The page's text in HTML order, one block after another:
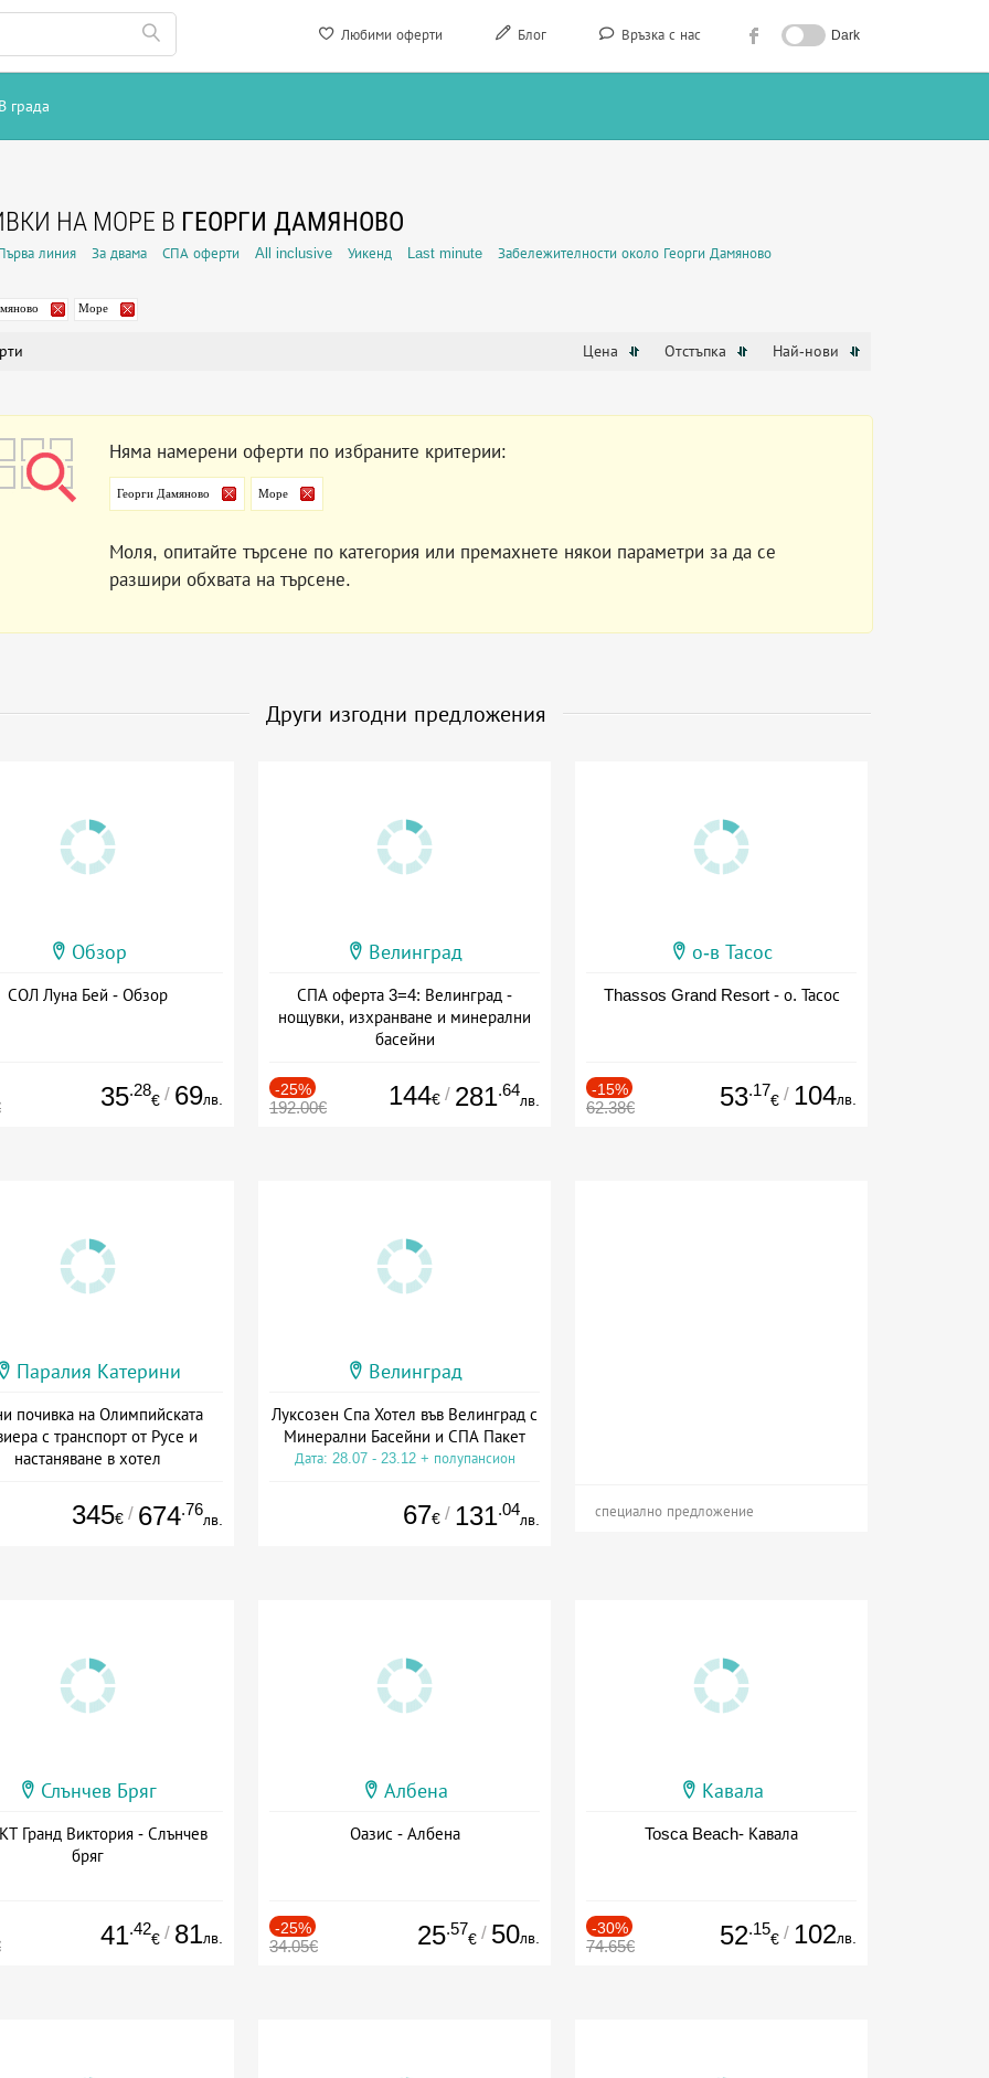
Любими оферти Блог Връзка с нас Dark
В града
НА МОРЕ В ГЕОРГИ ДАМЯНОВО
линия За двама СПА оферти All inclusive Уикенд Last minute Забележителности около Георги Дамяново
Море
Цена Отстъпка Най-нови
Няма намерени оферти по избраните критерии:
Георги Дамяново Море
Моля, опитайте търсене по категория или премахнете някои параметри за да се
разшири обхвата на търсене.
Други изгодни предложения
Обзор
СОЛ Луна Бей - Обзор
35.28
€ / 69лв.
Велинград
СПА оферта 3=4: Велинград -
нощувки, изхранване и минерални
басейни
-25%
192.00€ 144€ / 281.64
лв.
о-в Тасос
Thassos Grand Resort - о. Тасос
-15%
62.38€ 53.17
€ / 104лв.
Паралия Катерини
почивка на Олимпийската
с транспорт от Русе и
настаняване в хотел
345€ / 674.76
лв.
Велинград
Луксозен Спа Хотел във Велинград с
Минерални Басейни и СПА Пакет
Дата: 28.07 - 23.12 + полупансион
67€ / 131.04
лв. специално предложение
Слънчев Бряг
Гранд Виктория - Слънчев
бряг
41.42
€ / 81лв.
Албена
Оазис - Албена
-25%
34.05€ 25.57
€ / 50лв.
Кавала
Tosca Beach- Кавала
-30%
74.65€ 52.15
€ / 102лв.